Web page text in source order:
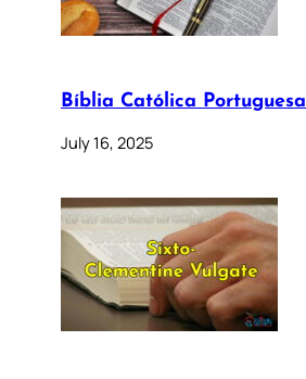
Bíblia Católica Portuguesa
July 16, 2025